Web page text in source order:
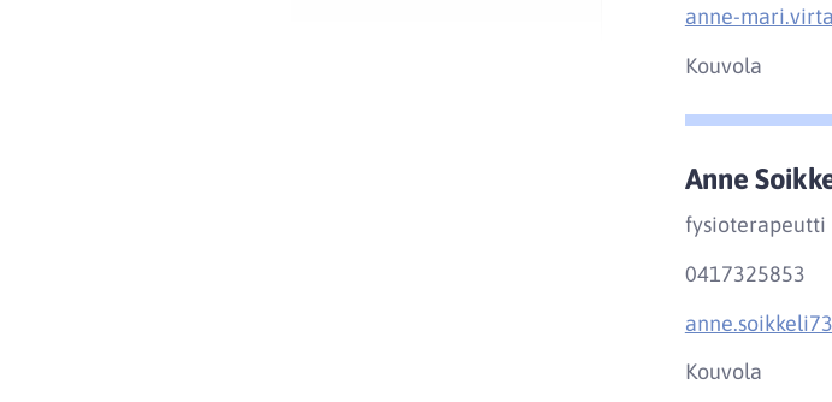
anne-
Kouvola
Anne
fysioterapeutti
0417325853
Kouvola